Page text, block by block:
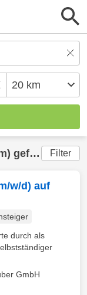
Filter
w/d) auf
durch als
GmbH